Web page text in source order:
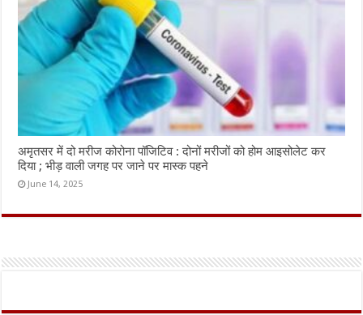
अमृतसर में दो मरीज कोरोना पॉजिटिव : दोनों मरीजों को होम आइसोलेट कर
दिया ; भीड़ वाली जगह पर जाने पर मास्क पहने
June 14, 2025